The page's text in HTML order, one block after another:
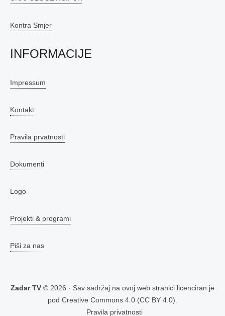
Kontra Smjer
INFORMACIJE
Impressum
Kontakt
Pravila prvatnosti
Dokumenti
Logo
Projekti & programi
Piši za nas
Zadar TV © 2026 · Sav sadržaj na ovoj web stranici licenciran je
pod Creative Commons 4.0 (CC BY 4.0)
Pravila privatnosti